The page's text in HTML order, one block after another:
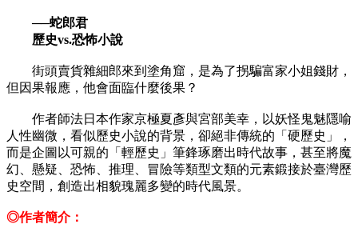
──蛇郎君
歷史vs.恐怖小說
街頭賣貨雜細郎來到塗角窟，是為了拐騙富家小姐錢財，
但因果報應，他會面臨什麼後果？
作者師法日本作家京極夏彥與宮部美幸，以妖怪鬼魅隱喻
人性幽微，看似歷史小說的背景，卻絕非傳統的「硬歷史」，
而是企圖以可親的「輕歷史」筆鋒琢磨出時代故事，甚至將魔
幻、懸疑、恐怖、推理、冒險等類型文類的元素鍛接於臺灣歷
史空間，創造出相貌瑰麗多變的時代風景。
◎作者簡介：